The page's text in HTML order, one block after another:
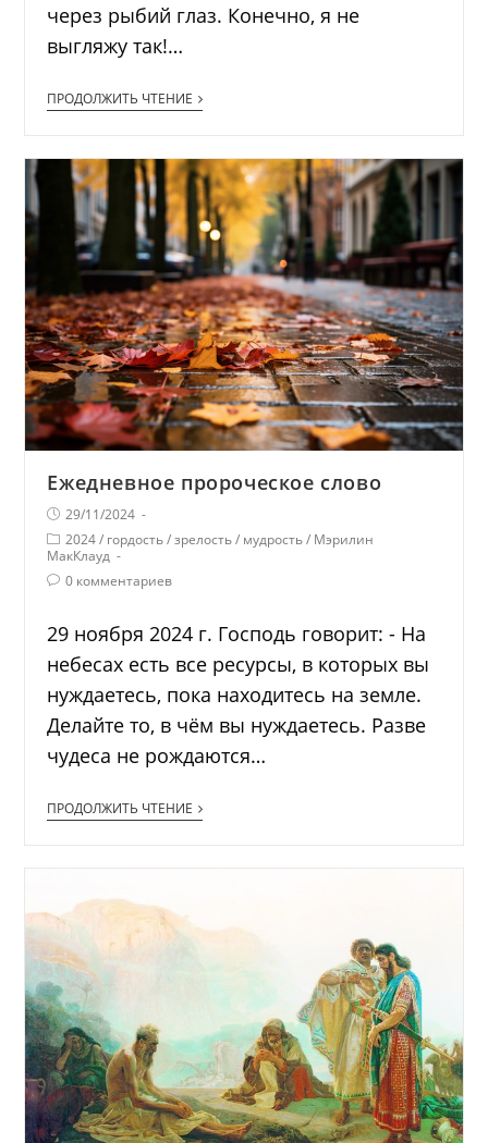
через рыбий глаз. Конечно, я не
выгляжу так!…
ПРОДОЛЖИТЬ ЧТЕНИЕ
Ежедневное пророческое слово
29/11/2024
2024 / гордость / зрелость / мудрость / Мэрилин
МакКлауд
0 комментариев
29 ноября 2024 г. Господь говорит: - На
небесах есть все ресурсы, в которых вы
нуждаетесь, пока находитесь на земле.
Делайте то, в чём вы нуждаетесь. Разве
чудеса не рождаются…
ПРОДОЛЖИТЬ ЧТЕНИЕ